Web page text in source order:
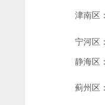
津南区：
宁河区：
静海区：
蓟州区：